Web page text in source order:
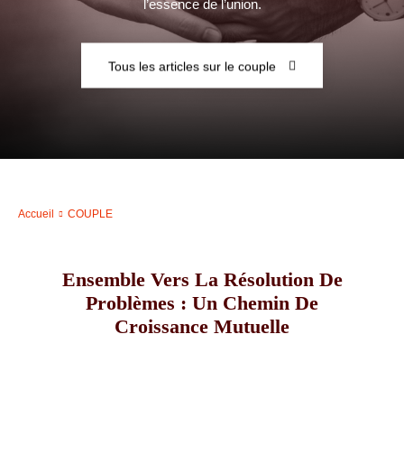
–
l’essence de l’union.
Tous les articles sur le couple
Accueil COUPLE
Ensemble Vers La Résolution De
Problèmes : Un Chemin De
Croissance Mutuelle